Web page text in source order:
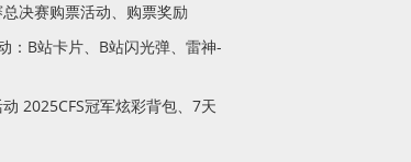
总决赛购票活动、购票奖励
：B站卡片、B站闪光弹、雷神-
动 2025CFS冠军炫彩背包、7天